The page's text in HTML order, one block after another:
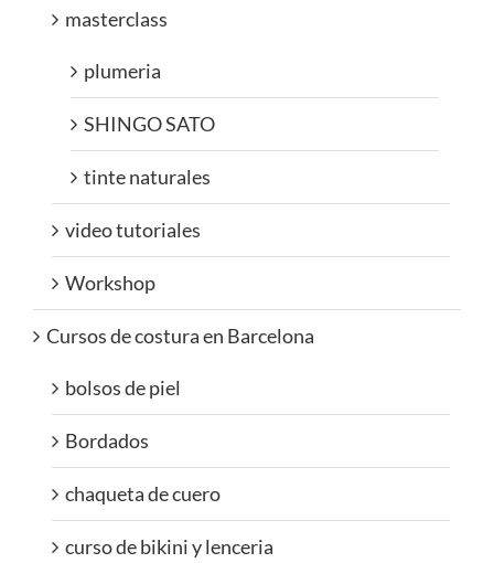
masterclass
plumeria
SHINGO SATO
tinte naturales
video tutoriales
Workshop
Cursos de costura en Barcelona
bolsos de piel
Bordados
chaqueta de cuero
curso de bikini y lenceria